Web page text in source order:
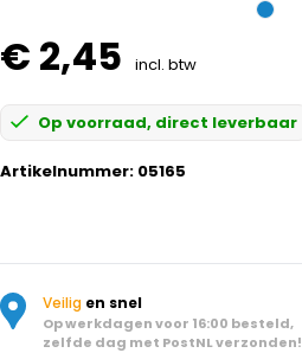
€ 2,45 incl. btw
Op voorraad, direct leverbaar
Artikelnummer: 05165
Veilig en snel
Op werkdagen voor 16:00 besteld,
zelfde dag met PostNL verzonden!